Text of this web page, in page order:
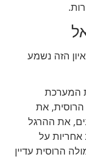
הזה נשמע
המערכת
הרוסית, את
את ההרגל
על
הרוסית עדיין